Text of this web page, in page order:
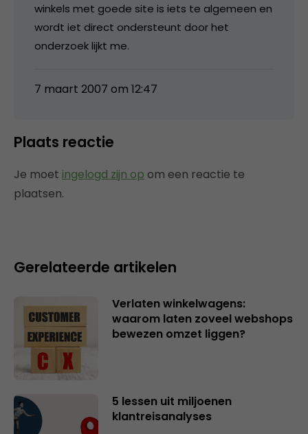
winkels met goede site is iets te algemeen en
wordt iet direct ondersteunt door het
onderzoek lijkt me.
7 maart 2007 om 12:47
Plaats reactie
Je moet ingelogd zijn op om een reactie te
plaatsen.
Gerelateerde artikelen
Verlaten winkelwagens:
waarom laten zoveel webshops
bewezen omzet liggen?
5 lessen uit miljoenen
klantreisanalyses